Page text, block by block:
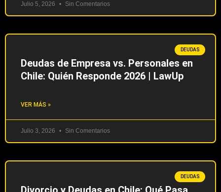
Julio 5, 2026 Sin Comentarios
DEUDAS
Deudas de Empresa vs. Personales en
Chile: Quién Responde 2026 | LawUp
VER MÁS »
Julio 3, 2026 Sin Comentarios
DEUDAS